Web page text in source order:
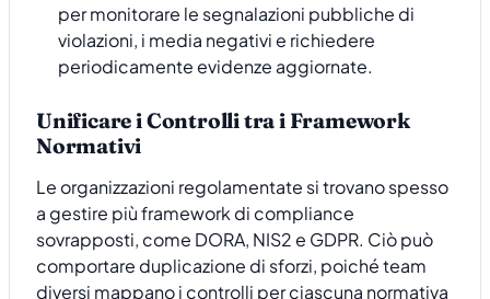
per monitorare le segnalazioni pubbliche di
violazioni, i media negativi e richiedere
periodicamente evidenze aggiornate.
Unificare i Controlli tra i Framework
Normativi
Le organizzazioni regolamentate si trovano spesso
a gestire più framework di compliance
sovrapposti, come DORA, NIS2 e GDPR. Ciò può
comportare duplicazione di sforzi, poiché team
diversi mappano i controlli per ciascuna normativa